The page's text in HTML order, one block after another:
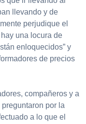
llevando y de
perjudique el
una locura de
enloquecidos” y
de precios
compañeros y a
por la
a lo que el